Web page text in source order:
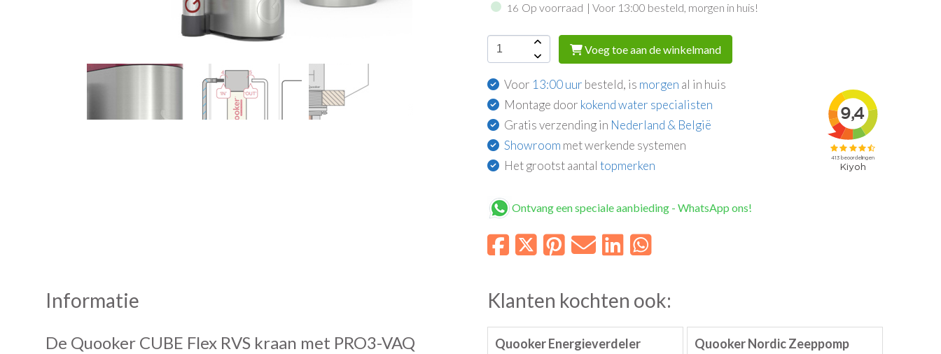
16 Op voorraad | Voor 13:00 besteld, morgen in huis!
Voeg toe aan de winkelmand
Voor 13:00 uur besteld, is morgen al in huis
Montage door kokend water specialisten
Gratis verzending in Nederland & België
Showroom met werkende systemen
Het grootst aantaltopmerken
Ontvang een speciale aanbieding - WhatsApp ons!
Informatie
De Quooker CUBE Flex RVS kraan met PRO3-VAQ
Klanten kochten ook:
Quooker Energieverdeler
Quooker Nordic Zeeppomp